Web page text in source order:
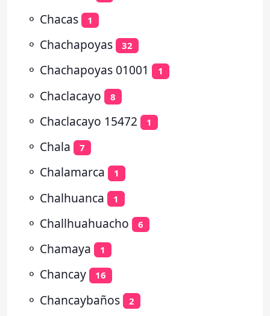
⚬ Chacas 1
⚬ Chachapoyas 32
⚬ Chachapoyas 01001 1
⚬ Chaclacayo 8
⚬ Chaclacayo 15472 1
⚬ Chala 7
⚬ Chalamarca 1
⚬ Chalhuanca 1
⚬ Challhuahuacho 6
⚬ Chamaya 1
⚬ Chancay 16
⚬ Chancaybaños 2